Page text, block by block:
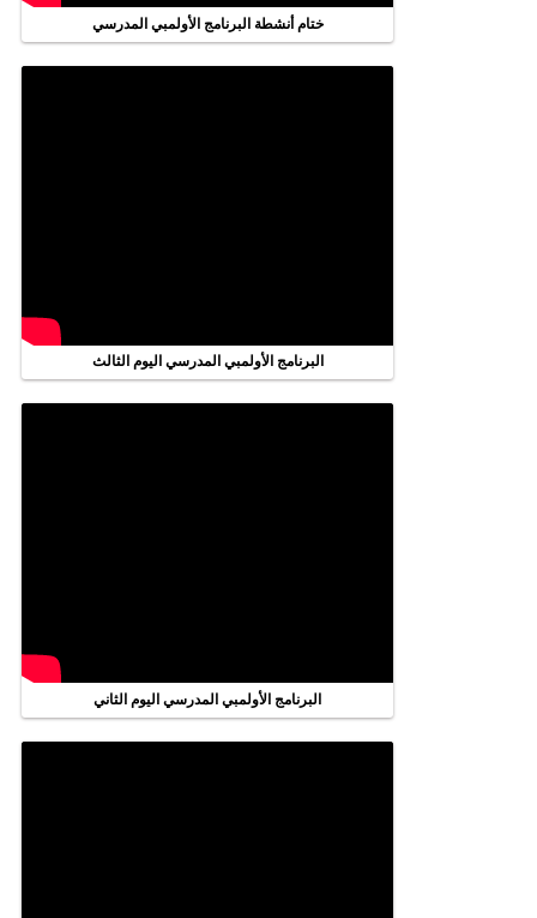
ختام أنشطة البرنامج الأولمبي المدرسي
البرنامج الأولمبي المدرسي اليوم الثالث
البرنامج الأولمبي المدرسي اليوم الثاني